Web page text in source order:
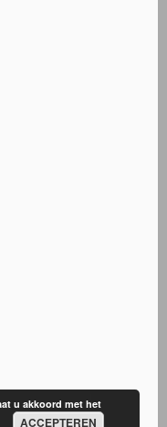
u akkoord met het
ACCEPTEREN